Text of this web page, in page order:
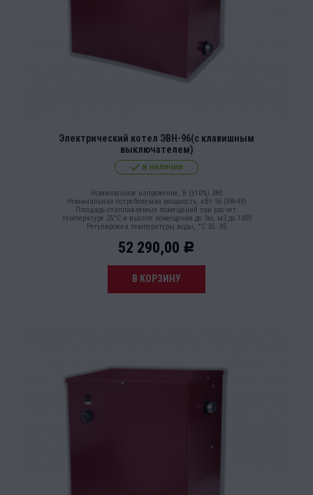
Электрический котел ЭВН-96(с клавишным
выключателем)
в наличии
Номинальное напряжение, В (±10%) 380
Номинальная потребляемая мощность, кВт 96 (48+48)
Площадь отапливаемых помещений при расчет.
температуре 25°С и высоте помещения до 3м, м2 до 1000
Регулировка температуры воды, °С 35…85
52 290,00 Р
В КОРЗИНУ